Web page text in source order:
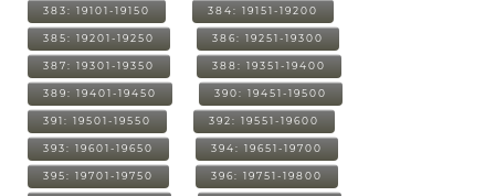
383: 19101-19150 384: 19151-19200
385: 19201-19250 386: 19251-19300
387: 19301-19350 388: 19351-19400
389: 19401-19450 390: 19451-19500
391: 19501-19550 392: 19551-19600
393: 19601-19650 394: 19651-19700
395: 19701-19750 396: 19751-19800